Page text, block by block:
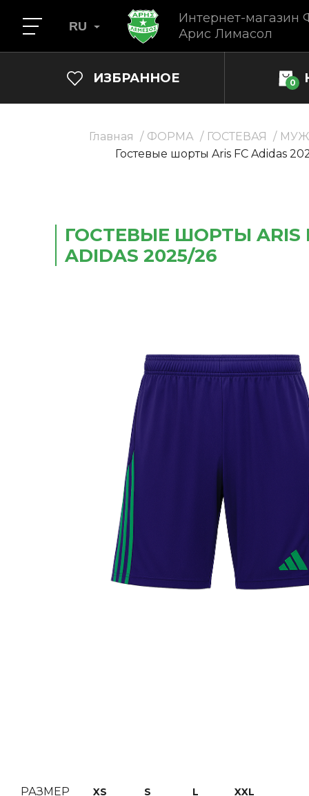
Интернет-магазин
Арис Лимасол
RU
ИЗБРАННОЕ 0
Главная ФОРМА ГОСТЕВАЯ
Гостевые шорты Aris FC Adidas
ГОСТЕВЫЕ ШОРТЫ ARIS
ADIDAS 2025/26
РАЗМЕР XS S L XXL